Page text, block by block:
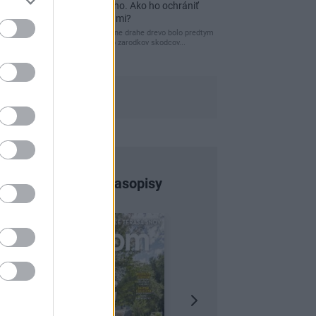
a môže vás vyjsť draho. Ako ho ochrániť
pred hnitím a škodcami?
clovek by cakal ze vysusene drahe drevo bolo predtym
naparovane aby sa zbavilo zarodkov skodcov...
Najnovšie časopisy